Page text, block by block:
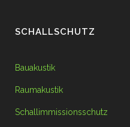
SCHALLSCHUTZ
Bauakustik
Raumakustik
Schallimmissionsschutz